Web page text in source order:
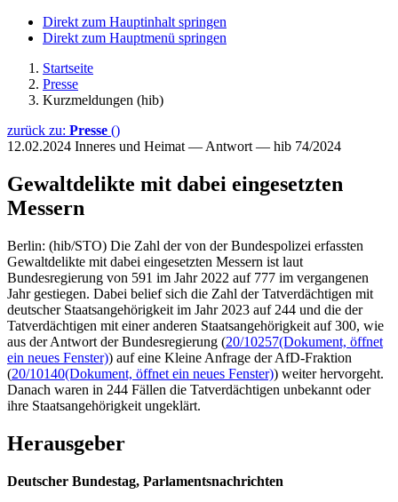
Direkt zum Hauptinhalt springen
Direkt zum Hauptmenü springen
Startseite
Presse
Kurzmeldungen (hib)
zurück zu: Presse ()
12.02.2024 Inneres und Heimat — Antwort — hib 74/2024
Gewaltdelikte mit dabei eingesetzten
Messern
Berlin: (hib/STO) Die Zahl der von der Bundespolizei erfassten
Gewaltdelikte mit dabei eingesetzten Messern ist laut
Bundesregierung von 591 im Jahr 2022 auf 777 im vergangenen
Jahr gestiegen. Dabei belief sich die Zahl der Tatverdächtigen mit
deutscher Staatsangehörigkeit im Jahr 2023 auf 244 und die der
Tatverdächtigen mit einer anderen Staatsangehörigkeit auf 300, wie
aus der Antwort der Bundesregierung (20/10257(Dokument, öffnet
ein neues Fenster)) auf eine Kleine Anfrage der AfD-Fraktion
(20/10140(Dokument, öffnet ein neues Fenster)) weiter hervorgeht.
Danach waren in 244 Fällen die Tatverdächtigen unbekannt oder
ihre Staatsangehörigkeit ungeklärt.
Herausgeber
Deutscher Bundestag, Parlamentsnachrichten